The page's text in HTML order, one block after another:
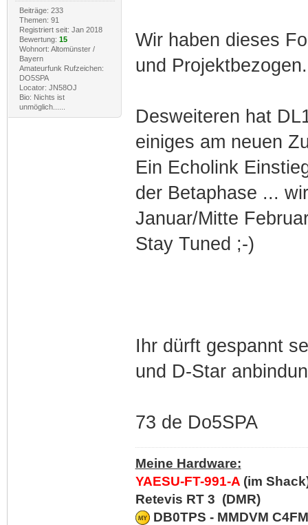
Beiträge: 233
Themen: 91
Registriert seit: Jan 2018
Bewertung: 15
Wohnort: Altomünster /
Bayern
Amateurfunk Rufzeichen:
DO5SPA
Locator: JN58OJ
Bio: Nichts ist
unmöglich......
Wir haben dieses
und Projektbezogen.
Desweiteren hat
einiges am neuen
Ein Echolink
der Betaphase ...
Januar/Mitte
Stay Tuned ;-)
Ihr dürft gespannt
und D-Star
73 de Do5SPA
Meine Hardware:
YAESU-FT-991-A(im
Retevis RT 3 (DMR)
DB0TPS - MMDVM